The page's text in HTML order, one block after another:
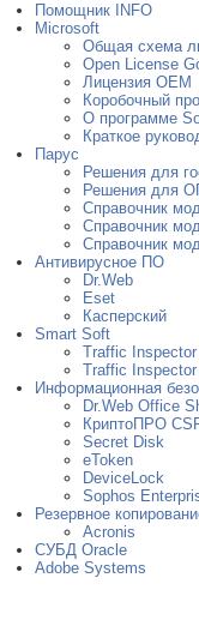
Помощник INFO
Microsoft
Общая схема
Open License
Лицензия OEM
Коробочный
О программе
Краткое
Парус
Решения для
Решения для
Справочник
Справочник
Справочник
Антивирусное ПО
Dr.Web
Eset
Касперский
Smart Soft
Traffic Inspector
Traffic
Информационная
Dr.Web Office
КриптоПРО
Secret Disk
eToken
DeviceLock
Sophos
Резервное
Acronis
СУБД Oracle
Adobe Systems